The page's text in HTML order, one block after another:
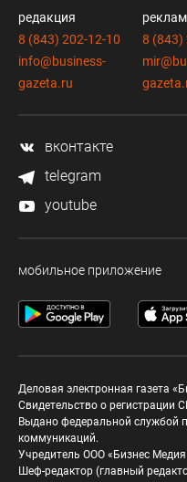
редакция
8 (843) 202-12-10
info@business-
gazeta.ru
8 (843)
вконтакте
telegram
youtube
мобильное приложение
Деловая электронная газета
Свидетельство о
Выдано федеральной службой
коммуникаций.
Учредитель ООО «Бизнес Медия
Шеф-редактор (главный